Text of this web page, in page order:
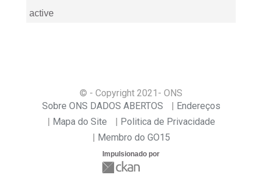
active
© - Copyright 2021 - ONS
Sobre ONS DADOS ABERTOS
Endereços
Mapa do Site
Politica de Privacidade
Membro do GO15
Impulsionado por